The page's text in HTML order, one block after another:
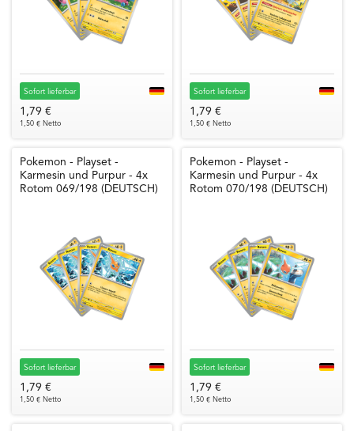
Sofort lieferbar
1,79 €
1,50 € Netto
Sofort lieferbar
1,79 €
1,50 € Netto
Pokemon - Playset -
Karmesin und Purpur - 4x
Rotom 069/198 (DEUTSCH)
Sofort lieferbar
1,79 €
1,50 € Netto
Pokemon - Playset -
Karmesin und Purpur - 4x
Rotom 070/198 (DEUTSCH)
Sofort lieferbar
1,79 €
1,50 € Netto